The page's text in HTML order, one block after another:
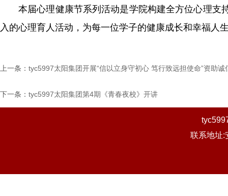
本届心理健康节系列活动是学院构建全方位心理支
入的心理育人活动，为每一位学子的健康成长和幸福人
上一条： tyc5997太阳集团开展“信以立身守初心 笃行致远担使命”资助
下一条： tyc5997太阳集团第4期《青春夜校》开讲
联系地址: